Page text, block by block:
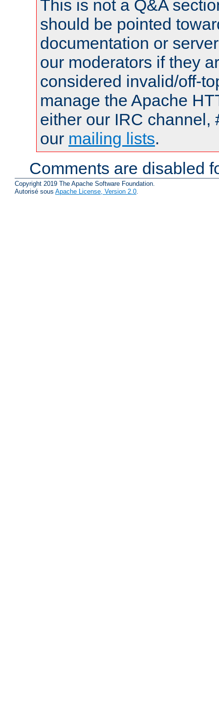
This is not a Q&A
should be pointed
documentation or
our moderators if they
considered invalid/off-
manage the Apache
either our IRC channel,
our mailing lists.
Comments are disabled
Copyright 2019 The Apache Software Foundation.
Autorisé sous Apache License, Version 2.0